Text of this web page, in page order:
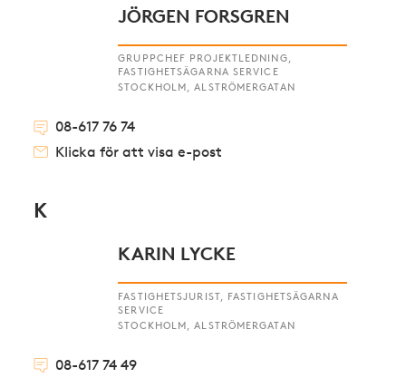
JÖRGEN FORSGREN
GRUPPCHEF PROJEKTLEDNING,
FASTIGHETSÄGARNA SERVICE
STOCKHOLM, ALSTRÖMERGATAN
08-617 76 74
Klicka för att visa e-post
K
KARIN LYCKE
FASTIGHETSJURIST, FASTIGHETSÄGARNA
SERVICE
STOCKHOLM, ALSTRÖMERGATAN
08-617 74 49